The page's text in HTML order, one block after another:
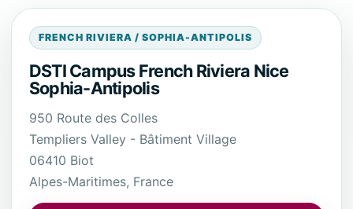
FRENCH RIVIERA / SOPHIA-ANTIPOLIS
DSTI Campus French Riviera Nice
Sophia-Antipolis
950 Route des Colles
Templiers Valley - Bâtiment Village
06410 Biot
Alpes-Maritimes, France